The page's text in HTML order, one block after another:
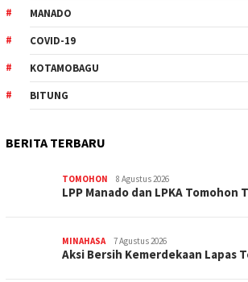
MANADO
COVID-19
KOTAMOBAGU
BITUNG
BERITA TERBARU
TOMOHON 8 Agustus 2026
LPP Manado dan LPKA Tomohon
MINAHASA 7 Agustus 2026
Aksi Bersih Kemerdekaan Lapas